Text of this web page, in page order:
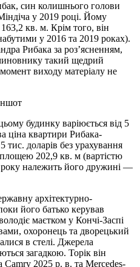
син колишнього голови
у 2019 році. Йому
кв. м. Крім того, він
у 2016 та 2019 роках).
Рибака за роз’ясненням,
такий щедрий
виходу матеріалу не
будинку варіюється від 5
ціна квартири Рибака-
тис. доларів без урахування
202,9 кв. м (вартістю
року належить його дружині —
архітектурно-
його батько керував
маєтком у Кончі-Заспі
охоронець та дворецький
в стелі. Джерела
загадкою. Торік він
2025 р. в. та Mercedes-